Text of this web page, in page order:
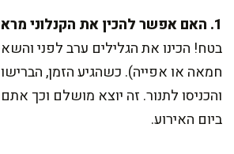
1. האם אפשר להכין את הקנלוני מראש?
בטח! הכינו את הגלילים ערב לפני
חמאה או אפייה). כשהגיע הזמן,
והכניסו לתנור. זה יוצא מושלם וכך
ביום האירוע.